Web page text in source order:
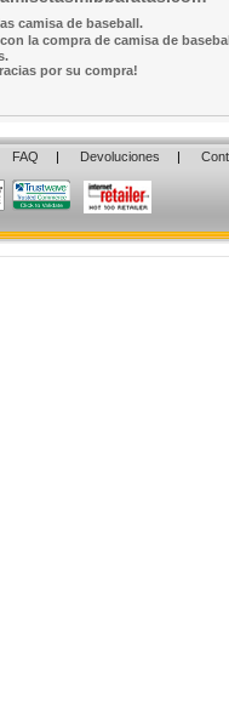
camisa de baseball.
la compra de camisa de
por su compra!
FAQ | Devoluciones |